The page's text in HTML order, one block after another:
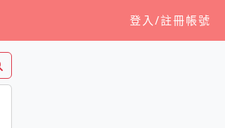
登入/註冊帳號